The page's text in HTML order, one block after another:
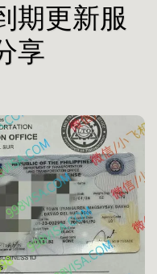
期更新服
享